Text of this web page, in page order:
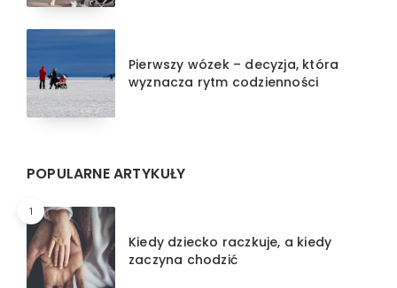
Pierwszy wózek – decyzja, która
wyznacza rytm codzienności
POPULARNE ARTYKUŁY
1
Kiedy dziecko raczkuje, a kiedy
zaczyna chodzić